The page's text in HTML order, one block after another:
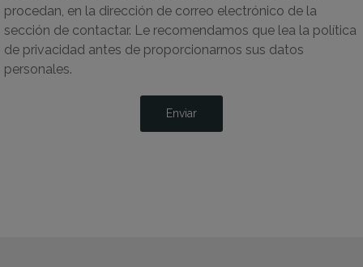
procedan, en la dirección de correo electrónico de la
sección de contactar. Le recomendamos que lea la política
de privacidad antes de proporcionarnos sus datos
personales.